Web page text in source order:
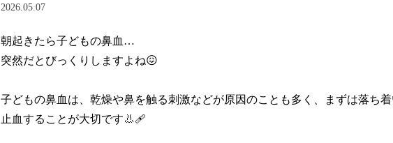
2026.05.07
朝起きたら子どもの鼻血…
突然だとびっくりしますよね😖
子どもの鼻血は、乾燥や鼻を触る刺激などが原因のことも多く、まずは落ち着
止血することが大切です👃🩹